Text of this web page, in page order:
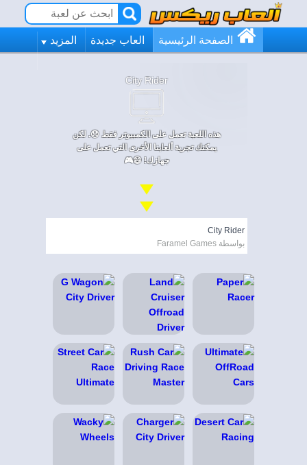
الصفحة الرئيسية العاب جديدة المزيد
City Rider
هذه اللعبة تعمل على الكمبيوتر فقط 😞. لكن
يمكنك تجربة ألعابنا الأخرى التي تعمل على
جهازك! 😄🎮
City Rider
بواسطة Faramel Games